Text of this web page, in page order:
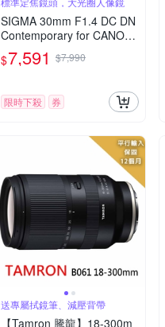
SIGMA 30mm F1.4 DC DN
Contemporary for CANON
RF 接環 (公司貨) 標準大光
圈定焦鏡 人像鏡 APS-C 無
$7,591 $7,990
限時下殺 券
送專屬拭鏡筆、減壓背帶
【Tamron 騰龍】18-300m